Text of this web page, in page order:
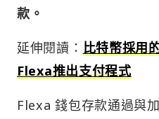
款。
延伸閱讀： 比特幣採用
Flexa推出支付程式
Flexa 錢包存款通過與